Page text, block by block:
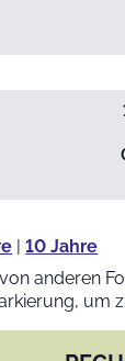
|10 Jahre
anderen
um